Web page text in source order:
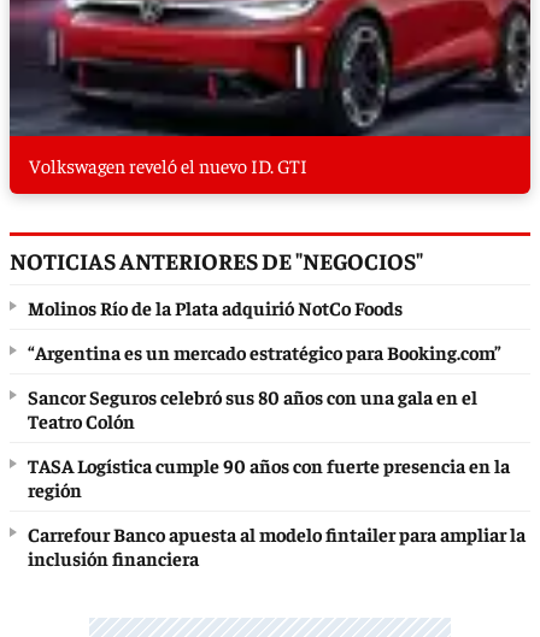
Volkswagen reveló el nuevo ID. GTI
NOTICIAS ANTERIORES DE "NEGOCIOS"
Molinos Río de la Plata adquirió NotCo Foods
“Argentina es un mercado estratégico para Booking.com”
Sancor Seguros celebró sus 80 años con una gala en el
Teatro Colón
TASA Logística cumple 90 años con fuerte presencia en la
región
Carrefour Banco apuesta al modelo fintailer para ampliar la
inclusión financiera